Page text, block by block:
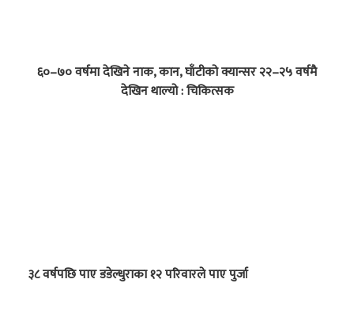
६०–७० वर्षमा देखिने नाक, कान, घाँटीको क्यान्सर २२–२५ वर्षमै
देखिन थाल्यो : चिकित्सक
३८ वर्षपछि पाए डडेल्धुराका १२ परिवारले पाए पुर्जा